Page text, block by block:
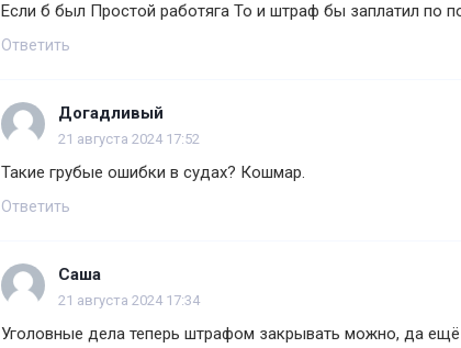
Если б был Простой работяга То и штраф бы заплатил по
Ответить
Догадливый
21 августа 2024 17:52
Такие грубые ошибки в судах? Кошмар.
Ответить
Саша
21 августа 2024 17:34
Уголовные дела теперь штрафом закрывать можно, да